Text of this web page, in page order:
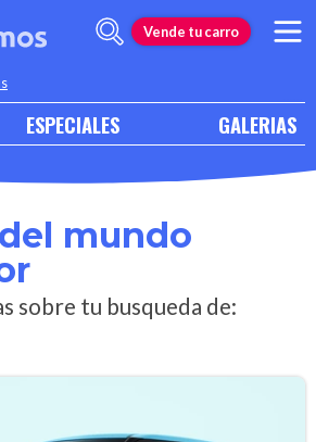
Vende tu carro
ESPECIALES GALERIAS
mundo
sobre tu busqueda de: